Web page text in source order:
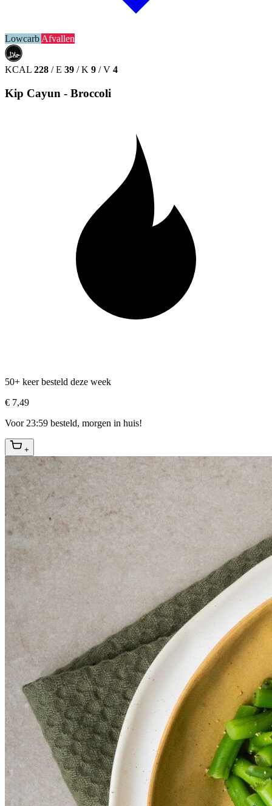
LowcarbAfvallen
حلال
HALAL
KCAL 228 / E 39 / K 9 / V 4
Kip Cayun - Broccoli
50+ keer besteld deze week
€ 7,49
Voor 23:59 besteld, morgen in huis!
+